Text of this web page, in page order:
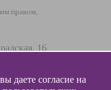
правом,
16
даете согласие на